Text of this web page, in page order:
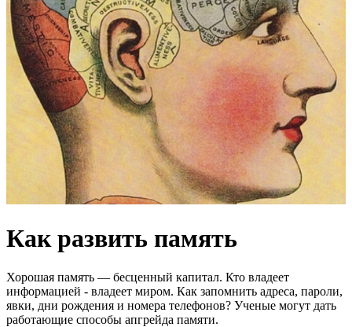
Как развить память
Хорошая память — бесценный капитал. Кто владеет
информацией - владеет миром. Как запомнить адреса, пароли,
явки, дни рождения и номера телефонов? Ученые могут дать
работающие способы апгрейда памяти.